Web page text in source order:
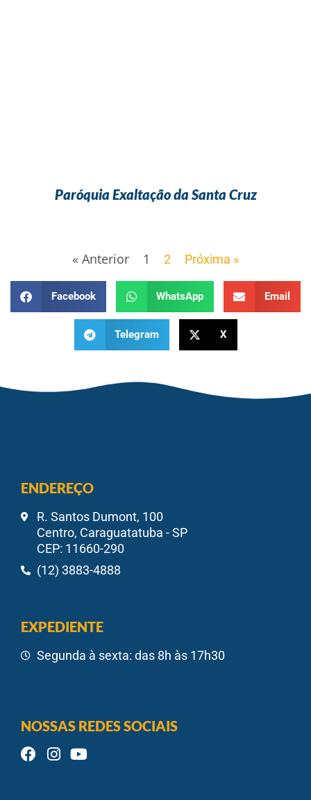
Paróquia Exaltação da Santa Cruz
« Anterior 1 2 Próxima »
Facebook WhatsApp Email
Telegram X
ENDEREÇO
R. Santos Dumont, 100
Centro, Caraguatatuba - SP
CEP: 11660-290
(12) 3883-4888
EXPEDIENTE
Segunda à sexta: das 8h às 17h30
NOSSAS REDES SOCIAIS